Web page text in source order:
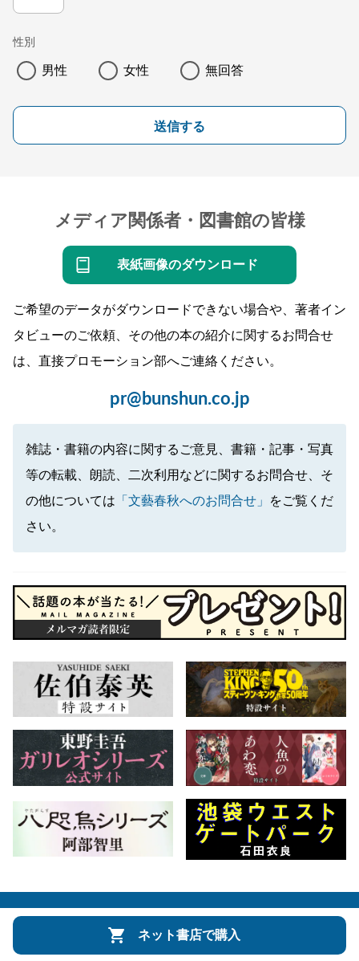
性別
男性 女性 無回答
送信する
メディア関係者・図書館の皆様
表紙画像のダウンロード
ご希望のデータがダウンロードできない場合や、著者イン
タビューのご依頼、その他の本の紹介に関するお問合せ
は、直接プロモーション部へご連絡ください。
pr@bunshun.co.jp
雑誌・書籍の内容に関するご意見、書籍・記事・写真
等の転載、朗読、二次利用などに関するお問合せ、そ
の他については 「文藝春秋へのお問合せ」
をご覧くだ
さい。
ネット書店で購入
会社概要 自費出版のご案内 お問合せ
株式会社文藝春秋 文春オンライン Number Web
Copyright © Bungeishunju Ltd.